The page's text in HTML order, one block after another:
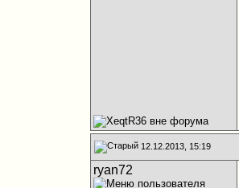
12.12.2013, 15:19
ryan72